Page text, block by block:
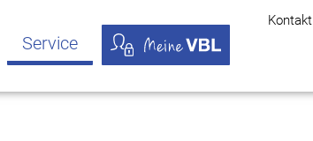
Service
Kontakt